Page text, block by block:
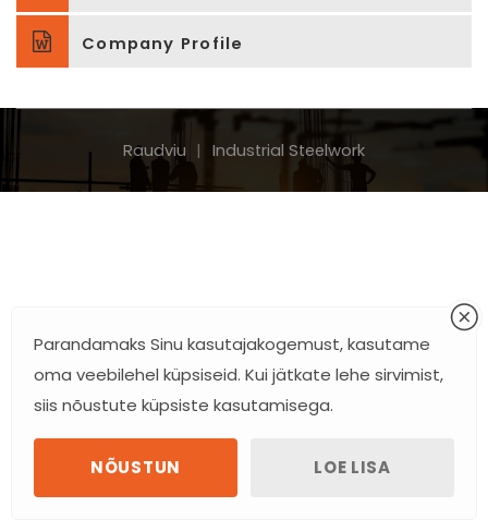
Company Profile
Raudviu Industrial Steelwork
Parandamaks Sinu kasutajakogemust, kasutame
oma veebilehel küpsiseid. Kui jätkate lehe sirvimist,
siis nõustute küpsiste kasutamisega.
NÕUSTUN LOE LISA